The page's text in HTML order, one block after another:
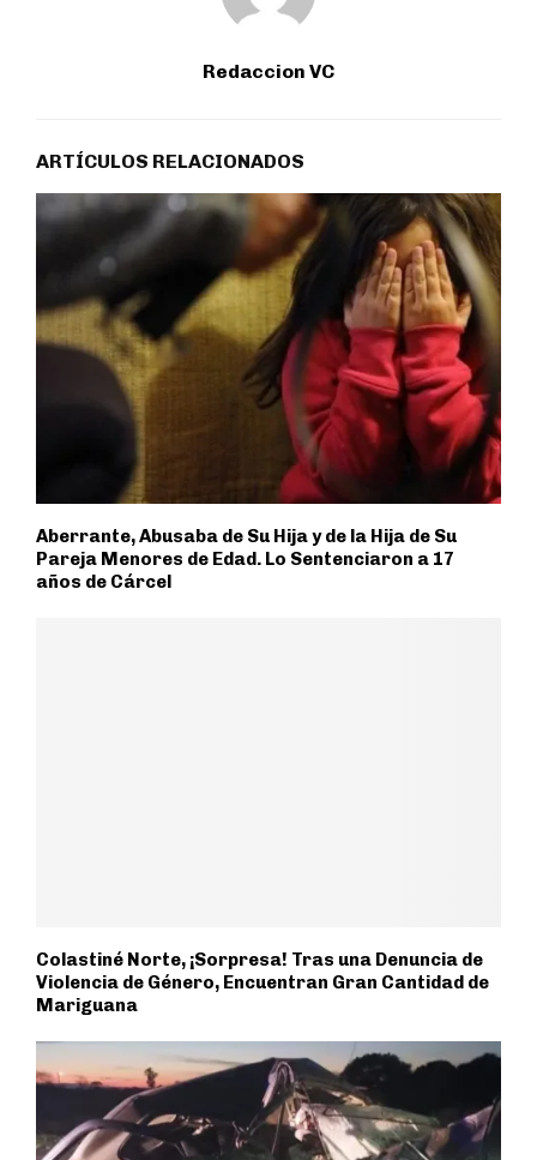
Redaccion VC
ARTÍCULOS RELACIONADOS
Aberrante, Abusaba de Su Hija y de la Hija de Su
Pareja Menores de Edad. Lo Sentenciaron a 17
años de Cárcel
Colastiné Norte, ¡Sorpresa! Tras una Denuncia de
Violencia de Género, Encuentran Gran Cantidad de
Mariguana